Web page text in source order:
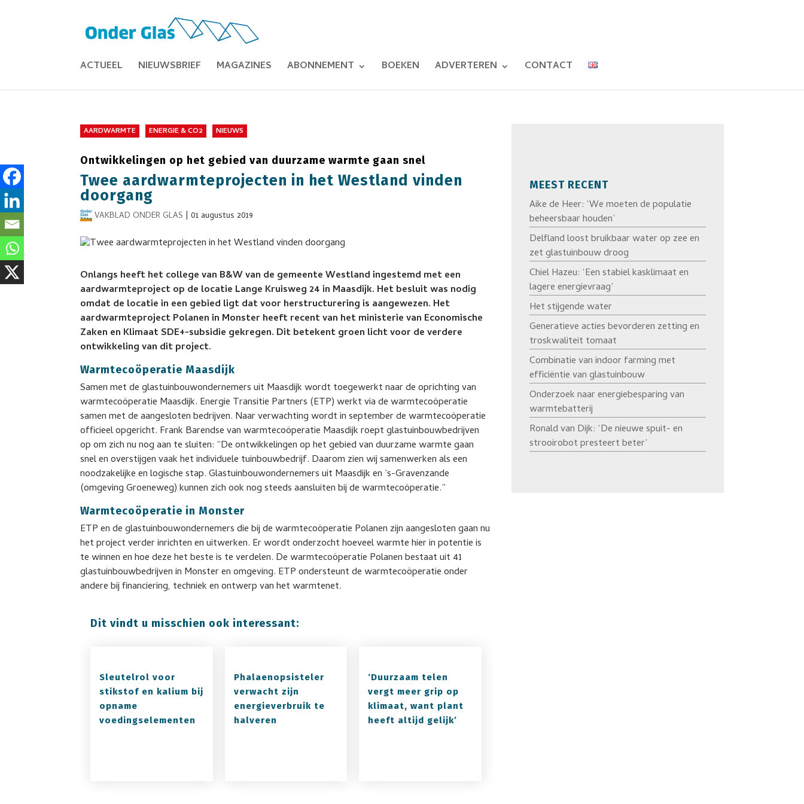
ACTUEEL NIEUWSBRIEF MAGAZINES ABONNEMENT BOEKEN ADVERTEREN CONTACT
AARDWARMTE ENERGIE & CO2 NIEUWS
Ontwikkelingen op het gebied van duurzame warmte gaan snel
Twee aardwarmteprojecten in het Westland vinden
doorgang
VAKBLAD ONDER GLAS |01 augustus 2019
Onlangs heeft het college van B&W van de gemeente Westland ingestemd met een
aardwarmteproject op de locatie Lange Kruisweg 24 in Maasdijk. Het besluit was nodig
omdat de locatie in een gebied ligt dat voor herstructurering is aangewezen. Het
aardwarmteproject Polanen in Monster heeft recent van het ministerie van Economische
Zaken en Klimaat SDE+-subsidie gekregen. Dit betekent groen licht voor de verdere
ontwikkeling van dit project.
Warmtecoöperatie Maasdijk
Samen met de glastuinbouwondernemers uit Maasdijk wordt toegewerkt naar de oprichting van
warmtecoöperatie Maasdijk. Energie Transitie Partners (ETP) werkt via de warmtecoöperatie
samen met de aangesloten bedrijven. Naar verwachting wordt in september de warmtecoöperatie
officieel opgericht. Frank Barendse van warmtecoöperatie Maasdijk roept glastuinbouwbedrijven
op om zich nu nog aan te sluiten: “De ontwikkelingen op het gebied van duurzame warmte gaan
snel en overstijgen vaak het individuele tuinbouwbedrijf. Daarom zien wij samenwerken als een
noodzakelijke en logische stap. Glastuinbouwondernemers uit Maasdijk en ’s-Gravenzande
(omgeving Groeneweg) kunnen zich ook nog steeds aansluiten bij de warmtecoöperatie.”
Warmtecoöperatie in Monster
ETP en de glastuinbouwondernemers die bij de warmtecoöperatie Polanen zijn aangesloten gaan nu
het project verder inrichten en uitwerken. Er wordt onderzocht hoeveel warmte hier in potentie is
te winnen en hoe deze het beste is te verdelen. De warmtecoöperatie Polanen bestaat uit 41
glastuinbouwbedrijven in Monster en omgeving. ETP ondersteunt de warmtecoöperatie onder
andere bij financiering, techniek en ontwerp van het warmtenet.
Dit vindt u misschien ook interessant:
Sleutelrol voor
stikstof en kalium bij
opname
voedingselementen
Phalaenopsisteler
verwacht zijn
energieverbruik te
halveren
‘Duurzaam telen
vergt meer grip op
klimaat, want plant
heeft altijd gelijk’
MEEST RECENT
Aike de Heer: ‘We moeten de populatie
beheersbaar houden’
Delfland loost bruikbaar water op zee en
zet glastuinbouw droog
Chiel Hazeu: ‘Een stabiel kasklimaat en
lagere energievraag’
Het stijgende water
Generatieve acties bevorderen zetting en
troskwaliteit tomaat
Combinatie van indoor farming met
efficiëntie van glastuinbouw
Onderzoek naar energiebesparing van
warmtebatterij
Ronald van Dijk: ‘De nieuwe spuit- en
strooirobot presteert beter’